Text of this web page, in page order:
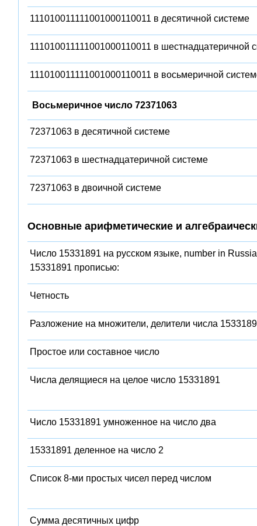
111010011111001000110011 в десятичной системе
111010011111001000110011 в шестнадцатеричной
111010011111001000110011 в восьмеричной
Восьмеричное число 72371063
72371063 в десятичной системе
72371063 в шестнадцатеричной системе
72371063 в двоичной системе
Основные арифметические и
Число 15331891 на русском языке, number in
15331891 прописью:
Четность
Разложение на множители, делители числа
Простое или составное число
Числа делящиеся на целое число 15331891
Число 15331891 умноженное на число два
15331891 деленное на число 2
Список 8-ми простых чисел перед числом
Сумма десятичных цифр